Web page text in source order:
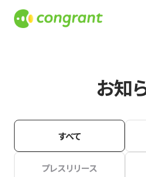
お知
すべて
プレスリリース